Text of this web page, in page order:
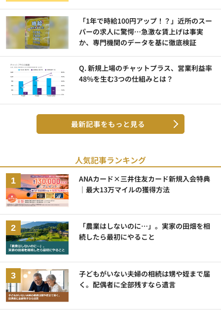
「1年で時給100円アップ！？」近所のスー
パーの求人に驚愕…急激な賃上げは事実
か、専門機関のデータを基に徹底検証
Q. 新規上場のチャットプラス、営業利益率
48%を生む3つの仕組みとは？
最新記事をもっと見る
人気記事ランキング
ANAカード×三井住友カード新規入会特典
｜最大13万マイルの獲得方法
「農業はしないのに…」。実家の田畑を相
続したら最初にやること
子どもがいない夫婦の相続は甥や姪まで届
く。配偶者に全部残すなら遺言